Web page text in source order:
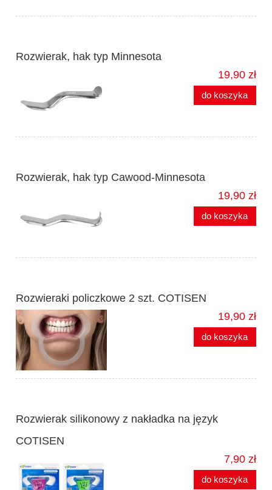
Rozwierak, hak typ Minnesota
19,90 zł
do koszyka
Rozwierak, hak typ Cawood-Minnesota
19,90 zł
do koszyka
Rozwieraki policzkowe 2 szt. COTISEN
19,90 zł
do koszyka
Rozwierak silikonowy z nakładka na język
COTISEN
7,90 zł
do koszyka